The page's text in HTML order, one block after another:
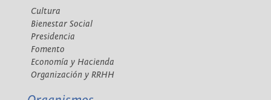
Cultura
Bienestar Social
Presidencia
Fomento
Economía y Hacienda
Organización y RRHH